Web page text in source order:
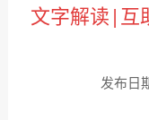
文字解读|互
发布日